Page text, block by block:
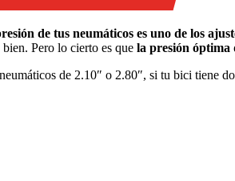
de tus neumáticos es uno de los
Pero lo cierto es que la presión óptima
de 2.10″ o 2.80″, si tu bici tiene